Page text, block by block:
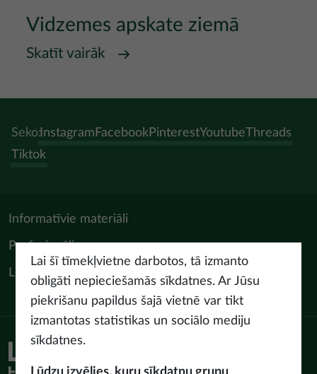
Vidzemes apskate ziemā
Skatīt vairāk
Seko:Instagram FacebookPinterestYoutubeThreads
Tiktok
Informatīvie materiāli
Profesionāļiem
LIAA Tūrisma departaments
Lietošanas noteikumi
Lai šī tīmekļvietne darbotos, tā izmanto
obligāti nepieciešamās sīkdatnes. Ar Jūsu
piekrišanu papildus šajā vietnē var tikt
izmantotas statistikas un sociālo mediju
sīkdatnes.